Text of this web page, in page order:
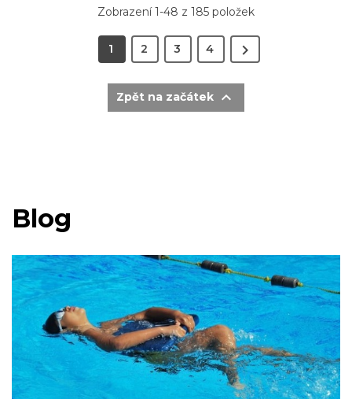
Zobrazení 1-48 z 185 položek
1 2 3 4 
Zpět na začátek 
Blog